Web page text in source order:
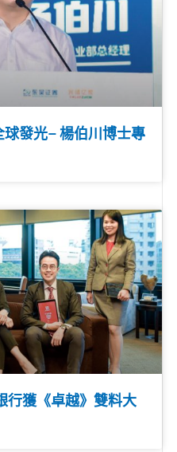
發光– 楊伯川博士專
行獲《卓越》雙料大